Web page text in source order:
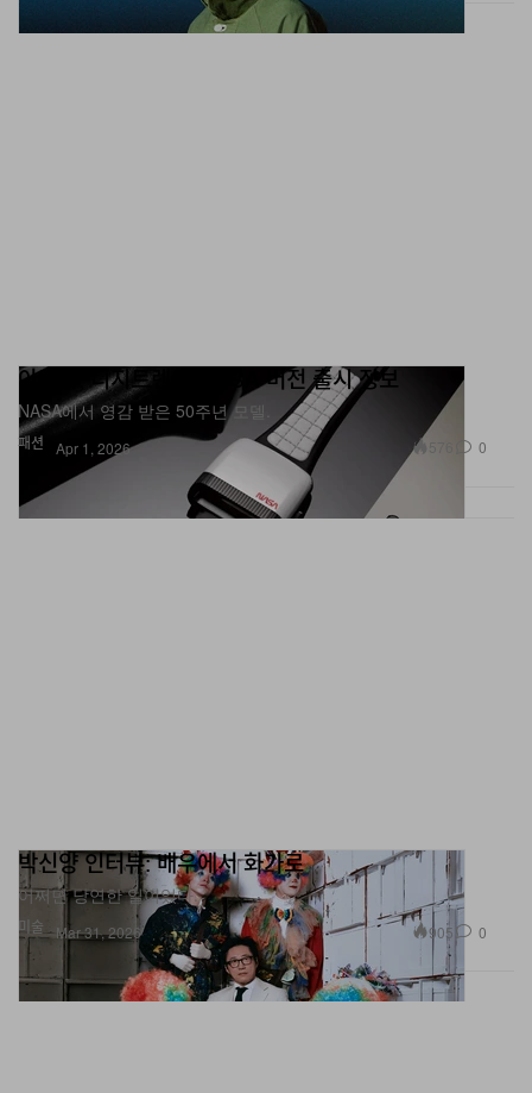
패션
아미다, 디지트렌드 NASA 버전 출시 정보
NASA에서 영감 받은 50주년 모델.
Apr 1, 2026 0
미술
박신양 인터뷰: 배우에서 화가로
어쩌면 당연한 일이었다.
Mar 31, 2026 905 0